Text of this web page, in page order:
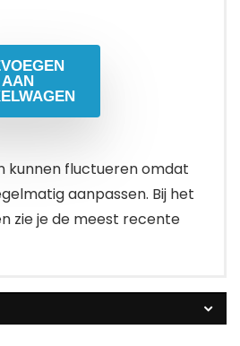
AAN
kunnen fluctueren omdat
aanpassen. Bij het
zie je de meest recente